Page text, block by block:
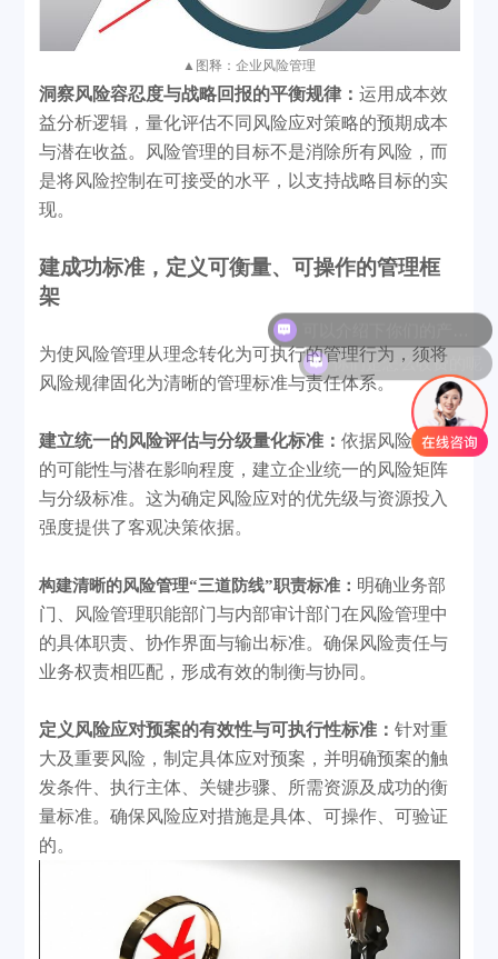
▲ 图释：企业风险管理
洞察风险容忍度与战略回报的平衡规律： 运用成本效
益分析逻辑，量化评估不同风险应对策略的预期成本
与潜在收益。风险管理的目标不是消除所有风险，而
是将风险控制在可接受的水平，以支持战略目标的实
现。
建成功标准， 定义可衡量、可操作的管理框
架
为使风险管理从理念转化为可执行的管理行为，须将
风险规律固化为清晰的管理标准与责任体系。
建立统一的风险评估与分级量化标准： 依据风险发生
的可能性与潜在影响程度，建立企业统一的风险矩阵
与分级标准。这为确定风险应对的优先级与资源投入
强度提供了客观决策依据。
构建清晰的风险管理“三道防线”职责标准： 明确业务部
门、风险管理职能部门与内部审计部门在风险管理中
的具体职责、协作界面与输出标准。确保风险责任与
业务权责相匹配，形成有效的制衡与协同。
定义风险应对预案的有效性与可执行性标准： 针对重
大及重要风险，制定具体应对预案，并明确预案的触
发条件、执行主体、关键步骤、所需资源及成功的衡
量标准。确保风险应对措施是具体、可操作、可验证
的。
你们是怎么收费的呢